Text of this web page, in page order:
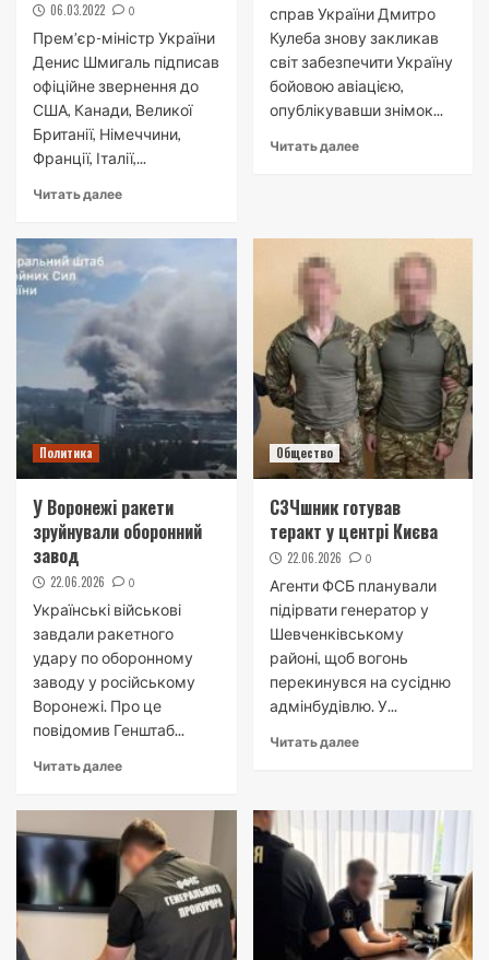
06.03.2022 0
Прем’єр-міністр України
Денис Шмигаль підписав
офіційне звернення до
США, Канади, Великої
Британії, Німеччини,
Франції, Італії,...
Читать далее
справ України Дмитро
Кулеба знову закликав
світ забезпечити Україну
бойовою авіацією,
опублікувавши знімок...
Читать далее
Политика
У Воронежі ракети
зруйнували оборонний
завод
22.06.2026 0
Українські військові
завдали ракетного
удару по оборонному
заводу у російському
Воронежі. Про це
повідомив Генштаб...
Читать далее
Общество
СЗЧшник готував
теракт у центрі Києва
22.06.2026 0
Агенти ФСБ планували
підірвати генератор у
Шевченківському
районі, щоб вогонь
перекинувся на сусідню
адмінбудівлю. У...
Читать далее